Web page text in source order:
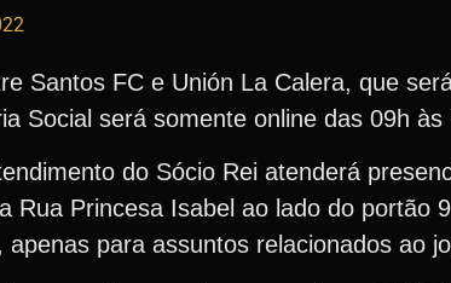
Santos FC e Unión La Calera, que
Social será somente online das 09h às
do Sócio Rei atenderá
Rua Princesa Isabel ao lado do portão
para assuntos relacionados ao